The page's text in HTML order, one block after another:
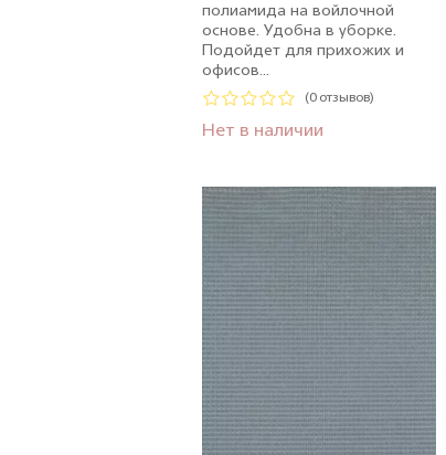
полиамида на войлочной
основе. Удобна в уборке.
Подойдет для прихожих и
офисов...
(0 отзывов)
Нет в наличии